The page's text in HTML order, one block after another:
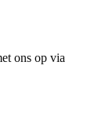
ons op via